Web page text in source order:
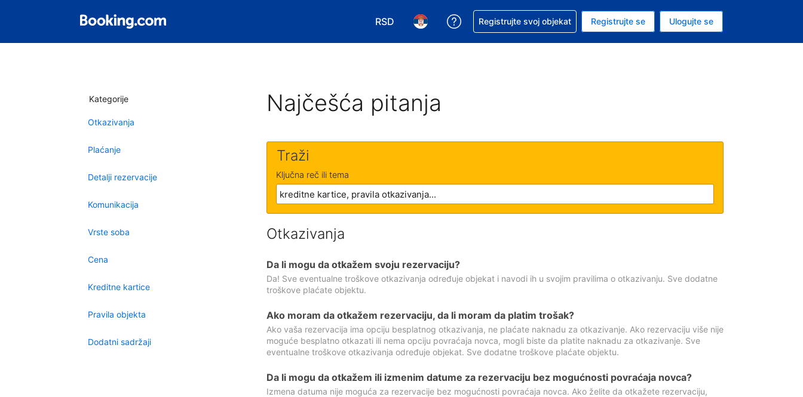
RSD
Izaberite valutu. Vaša trenutna valuta je dinar
Izaberite jezik. Vaš trenutni jezik je Srpskom
Zatražite pomoć u vezi sa rezervacijom
Registrujte svoj objekat Registrujte se Ulogujte se
Kategorije
Otkazivanja
Plaćanje
Detalji rezervacije
Komunikacija
Vrste soba
Cena
Kreditne kartice
Pravila objekta
Dodatni sadržaji
Najčešća pitanja
Traži
Ključna reč ili tema
Otkazivanja
Da li mogu da otkažem svoju rezervaciju?
Da! Sve eventualne troškove otkazivanja određuje objekat i navodi ih u svojim pravilima o otkazivanju. Sve dodatne
troškove plaćate objektu.
Ako moram da otkažem rezervaciju, da li moram da platim trošak?
Ako vaša rezervacija ima opciju besplatnog otkazivanja, ne plaćate naknadu za otkazivanje. Ako rezervaciju više nije
moguće besplatno otkazati ili nema opciju povraćaja novca, mogli biste da platite naknadu za otkazivanje. Sve
eventualne troškove otkazivanja određuje objekat. Sve dodatne troškove plaćate objektu.
Da li mogu da otkažem ili izmenim datume za rezervaciju bez mogućnosti povraćaja novca?
Izmena datuma nije moguća za rezervacije bez mogućnosti povraćaja novca. Ako želite da otkažete rezervaciju,